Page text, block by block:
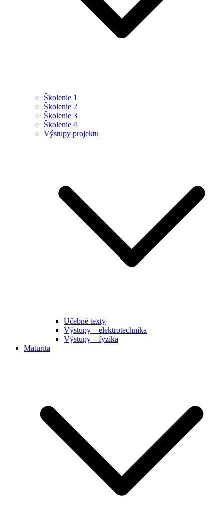
Školenie 1
Školenie 2
Školenie 3
Školenie 4
Výstupy projektu
Učebné texty
Výstupy – elektrotechnika
Výstupy – fyzika
Maturita